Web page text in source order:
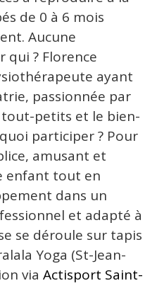
de 0 à 6 mois
Aucune
qui ? Florence
ayant
passionnée par
petits et le bien-
participer ? Pour
amusant et
enfant tout en
dans un
et adapté à
se déroule sur tapis
Yoga (St-Jean-
via Actisport Saint-